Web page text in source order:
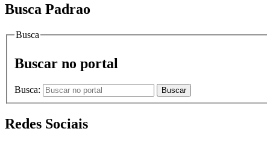
Busca Padrao
Busca
Buscar no portal
Busca: Buscar
Redes Sociais